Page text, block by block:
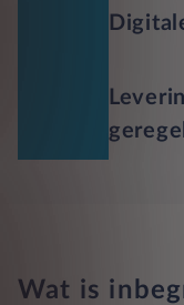
Wat is